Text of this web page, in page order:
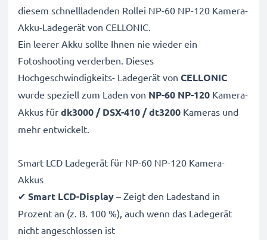
diesem schnellladenden Rollei NP-60 NP-120 Kamera-
Akku-Ladegerät von CELLONIC.
Ein leerer Akku sollte Ihnen nie wieder ein
Fotoshooting verderben. Dieses
Hochgeschwindigkeits- Ladegerät von CELLONIC
wurde speziell zum Laden von NP-60 NP-120 Kamera-
Akkus für dk3000 / DSX-410 / dt3200 Kameras und
mehr entwickelt.
Smart LCD Ladegerät für NP-60 NP-120 Kamera-
Akkus
✔ Smart LCD-Display – Zeigt den Ladestand in
Prozent an (z. B. 100 %), auch wenn das Ladegerät
nicht angeschlossen ist